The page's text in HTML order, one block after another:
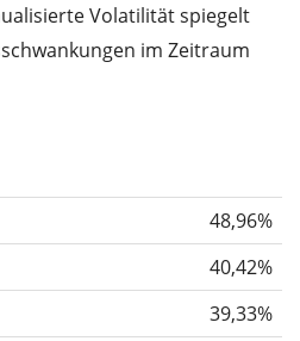
Volatilität spiegelt
im Zeitraum
in der Vergangenheit
risikoreicher. Wir
auf Basis der Daten der
damit du sehen kannst, ob
im Laufe der Zeit stärker
48,96%
40,42%
39,33%